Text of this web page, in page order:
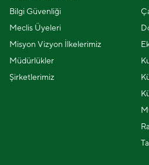
Bilgi Güvenliği
Meclis Üyeleri
Misyon Vizyon İlkelerimiz
Müdürlükler
Şirketlerimiz